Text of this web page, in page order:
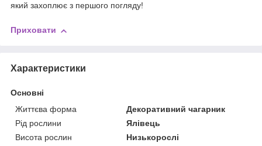
який захоплює з першого погляду!
Приховати
Характеристики
Основні
Життєва форма
Декоративний чагарник
Рід рослини
Ялівець
Висота рослин
Низькорослі